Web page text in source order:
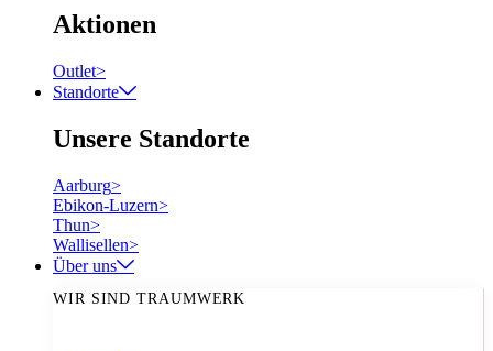
Aktionen
Outlet>
Standorte
Unsere Standorte
Aarburg>
Ebikon-Luzern>
Thun>
Wallisellen>
Über uns
WIR SIND TRAUMWERK